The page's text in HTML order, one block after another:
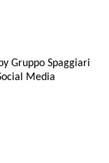
Gruppo Spaggiari
Media